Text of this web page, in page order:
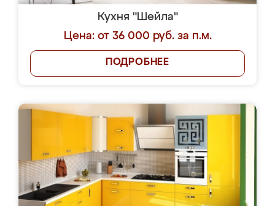
Кухня "Шейла"
Цена: от 36 000 руб. за п.м.
ПОДРОБНЕЕ